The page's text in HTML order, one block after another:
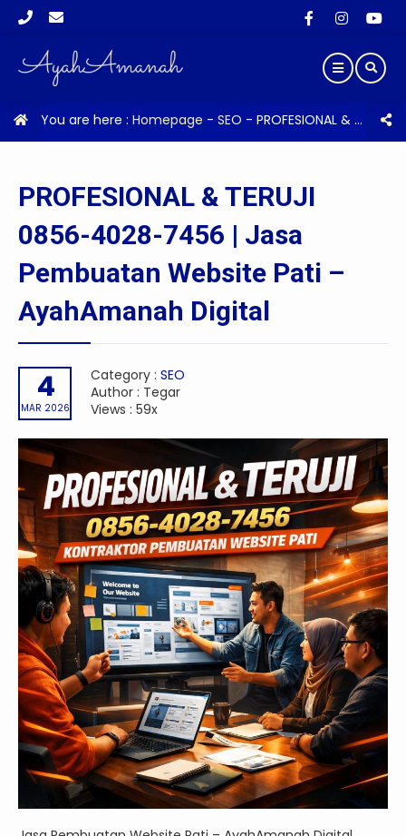
You are here : Homepage - SEO - PROFESIONAL & TERUJI 0856-4028-7456 | Jasa Pembuatan Website Pati – AyahAmanah Digital
PROFESIONAL & TERUJI
0856-4028-7456 | Jasa
Pembuatan Website Pati –
AyahAmanah Digital
4
MAR 2026
Category : SEO
Author : Tegar
Views : 59x